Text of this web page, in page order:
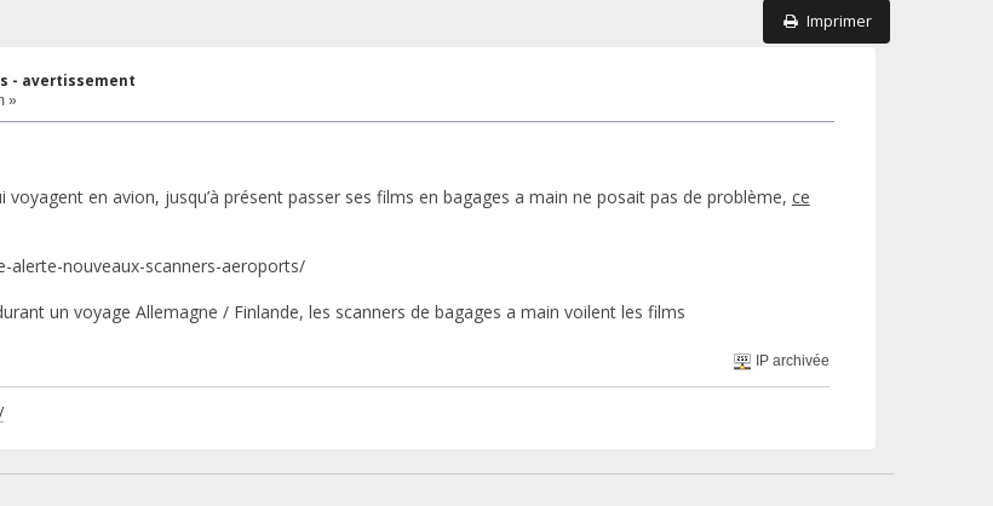
Imprimer
- avertissement
»
en avion, jusqu’à présent passer ses films en bagages a main ne posait pas de problème, ce
alerte-nouveaux-scanners-aeroports/
un voyage Allemagne / Finlande, les scanners de bagages a main voilent les films
IP archivée